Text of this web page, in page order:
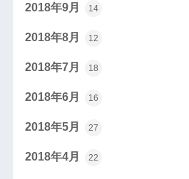
2018年9月 14
2018年8月 12
2018年7月 18
2018年6月 16
2018年5月 27
2018年4月 22